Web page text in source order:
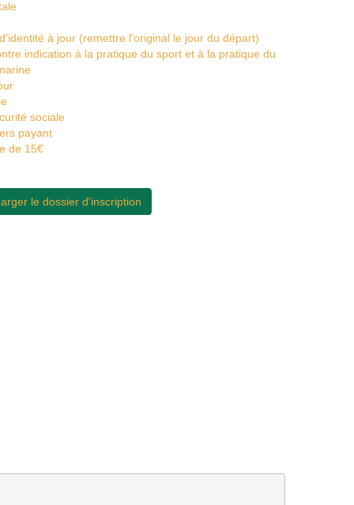
à jour (remettre l'original le jour du départ)
indication à la pratique du sport et à la pratique du
sociale
payant
de 15€
le dossier d'inscription